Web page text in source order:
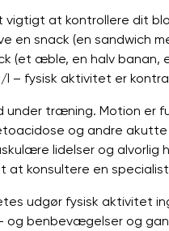
at kontrollere dit
en snack (en sandwich
(et æble, en halv banan,
l – fysisk aktivitet er
træning. Motion er
og andre
lidelser og alvorlig
konsultere en
udgør fysisk aktivitet
og benbevægelser og